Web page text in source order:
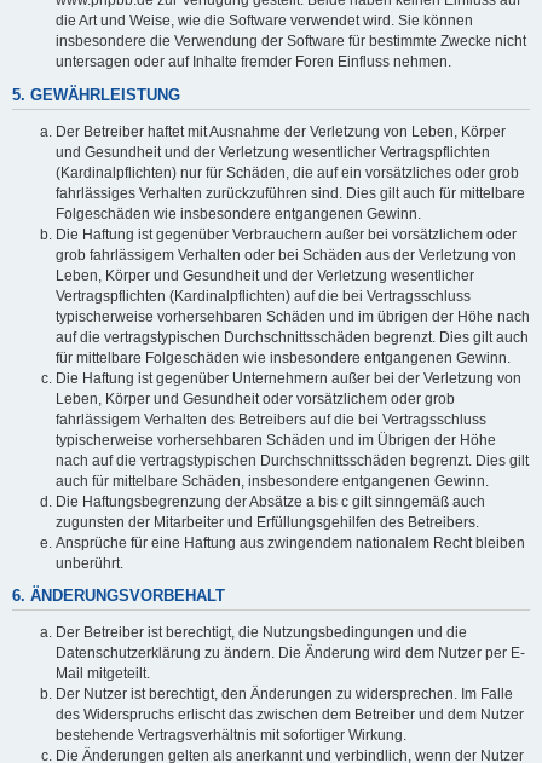
die Art und Weise, wie die Software verwendet wird. Sie können
insbesondere die Verwendung der Software für bestimmte Zwecke nicht
untersagen oder auf Inhalte fremder Foren Einfluss nehmen.
5. GEWÄHRLEISTUNG
Der Betreiber haftet mit Ausnahme der Verletzung von Leben, Körper
und Gesundheit und der Verletzung wesentlicher Vertragspflichten
(Kardinalpflichten) nur für Schäden, die auf ein vorsätzliches oder grob
fahrlässiges Verhalten zurückzuführen sind. Dies gilt auch für mittelbare
Folgeschäden wie insbesondere entgangenen Gewinn.
Die Haftung ist gegenüber Verbrauchern außer bei vorsätzlichem oder
grob fahrlässigem Verhalten oder bei Schäden aus der Verletzung von
Leben, Körper und Gesundheit und der Verletzung wesentlicher
Vertragspflichten (Kardinalpflichten) auf die bei Vertragsschluss
typischerweise vorhersehbaren Schäden und im übrigen der Höhe nach
auf die vertragstypischen Durchschnittsschäden begrenzt. Dies gilt auch
für mittelbare Folgeschäden wie insbesondere entgangenen Gewinn.
Die Haftung ist gegenüber Unternehmern außer bei der Verletzung von
Leben, Körper und Gesundheit oder vorsätzlichem oder grob
fahrlässigem Verhalten des Betreibers auf die bei Vertragsschluss
typischerweise vorhersehbaren Schäden und im Übrigen der Höhe
nach auf die vertragstypischen Durchschnittsschäden begrenzt. Dies gilt
auch für mittelbare Schäden, insbesondere entgangenen Gewinn.
Die Haftungsbegrenzung der Absätze a bis c gilt sinngemäß auch
zugunsten der Mitarbeiter und Erfüllungsgehilfen des Betreibers.
Ansprüche für eine Haftung aus zwingendem nationalem Recht bleiben
unberührt.
6. ÄNDERUNGSVORBEHALT
Der Betreiber ist berechtigt, die Nutzungsbedingungen und die
Datenschutzerklärung zu ändern. Die Änderung wird dem Nutzer per E-
Mail mitgeteilt.
Der Nutzer ist berechtigt, den Änderungen zu widersprechen. Im Falle
des Widerspruchs erlischt das zwischen dem Betreiber und dem Nutzer
bestehende Vertragsverhältnis mit sofortiger Wirkung.
Die Änderungen gelten als anerkannt und verbindlich, wenn der Nutzer